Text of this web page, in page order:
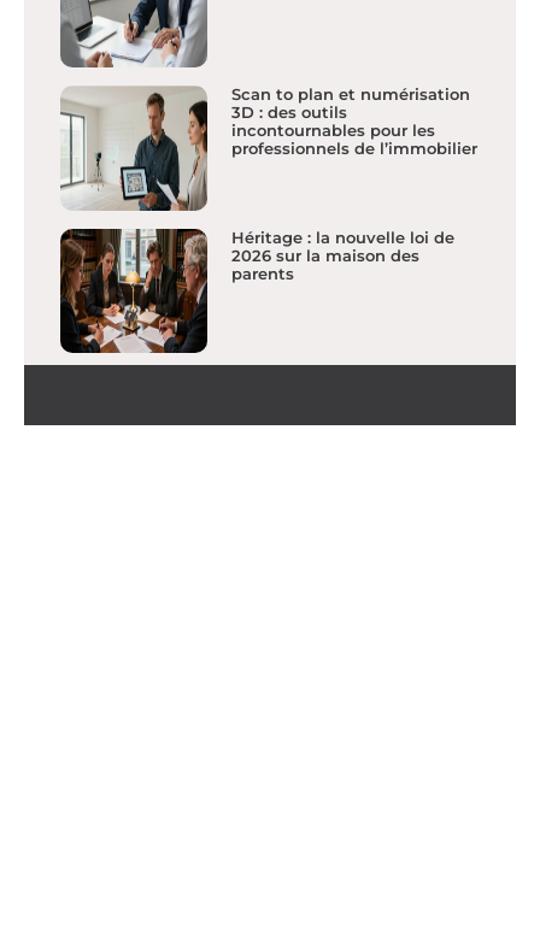
Scan to plan et numérisation
3D : des outils
incontournables pour les
professionnels de l’immobilier
Héritage : la nouvelle loi de
2026 sur la maison des
parents